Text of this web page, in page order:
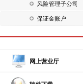
风险管理子公司
保证金账户
网上营业厅